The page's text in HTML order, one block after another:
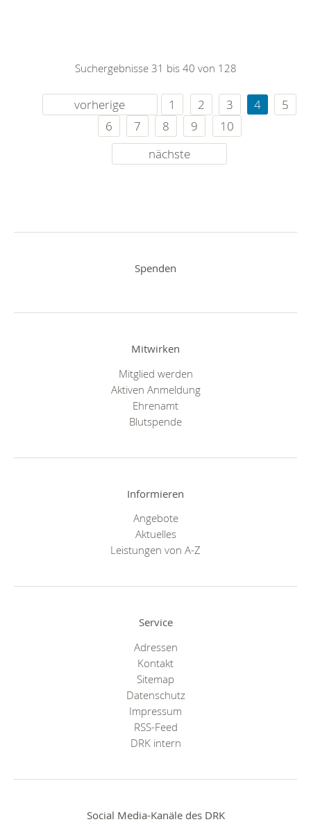
Suchergebnisse 31 bis 40 von 128
vorherige 1 2 3 4
5
6
7 8 9
10
nächste
Spenden
Mitwirken
Mitglied werden
Aktiven Anmeldung
Ehrenamt
Blutspende
Informieren
Angebote
Aktuelles
Leistungen von A-Z
Service
Adressen
Kontakt
Sitemap
Datenschutz
Impressum
RSS-Feed
DRK intern
Social Media-Kanäle des DRK